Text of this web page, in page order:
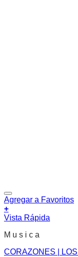
Agregar a Favoritos
+
Vista Rápida
M u s i c a
CORAZONES |